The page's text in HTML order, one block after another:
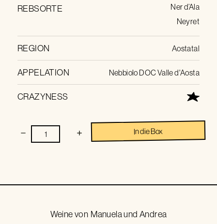
REBSORTE
Ner d’Ala
Neyret
REGION Aostatal
APPELATION Nebbiolo DOC Valle d'Aosta
CRAZYNESS
In die Box
Weine von Manuela und Andrea